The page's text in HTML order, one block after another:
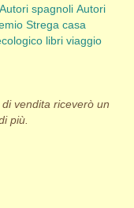
Autori spagnoli Autori
Strega casa
libri viaggio
vendita riceverò un
più.